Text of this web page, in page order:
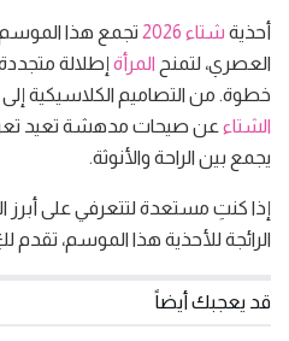
أحذية شتاء 2026
تجمع هذا الموسم
العصري، لتمنح المرأة إطلالة
خطوة. من التصاميم الكلاسيكية
الشتاء عن صيحات مدهشة تعيد
يجمع بين الراحة والأنوثة.
إذا كنتِ مستعدة لتتعرفي على أبرز
الرائجة للأحذية هذا الموسم، تقدم
قد يعجبك أيضاً